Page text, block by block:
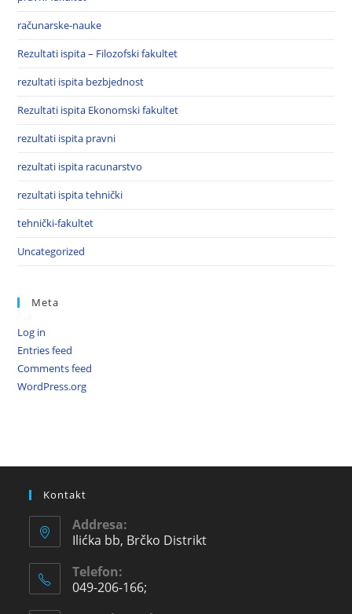
računarske-nauke
Rezultati ispita – Filozofski fakultet
rezultati ispita bezbjednost
Rezultati ispita Ekonomski fakultet
rezultati ispita pravni
rezultati ispita racunarstvo
rezultati ispita tehnički
tehnički-fakultet
Uncategorized
Meta
Log in
Entries feed
Comments feed
WordPress.org
Kontakt
Addresa:
Ilićka bb, Brčko Distrikt
Telefon:
049-206-166;